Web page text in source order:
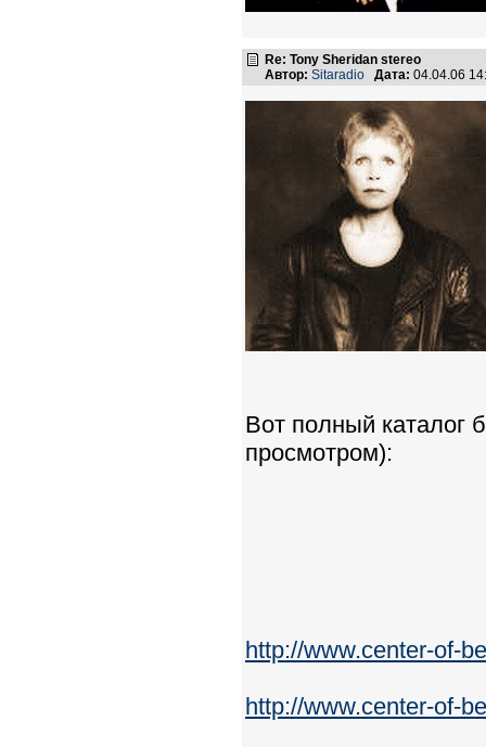
Re: Tony Sheridan stereo
Автор: Sitaradio Дата: 04.04.06
Вот полный каталог
просмотром):
http://www.center-of-
http://www.center-of-